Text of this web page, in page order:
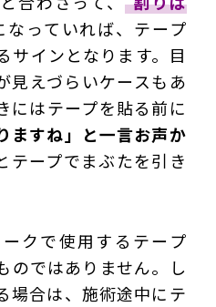
なっていれば、テープ
サインとなります。目
見えづらいケースもあ
にはテープを貼る前に
ますね」と一言お声か
テープでまぶたを引き
クで使用するテープ
のではありません。し
場合は、施術途中にテ